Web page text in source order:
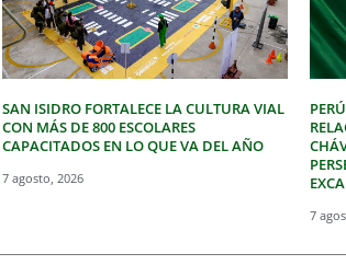
SAN ISIDRO FORTALECE LA CULTURA VIAL
CON MÁS DE 800 ESCOLARES
CAPACITADOS EN LO QUE VA DEL AÑO
7 agosto, 2026
7